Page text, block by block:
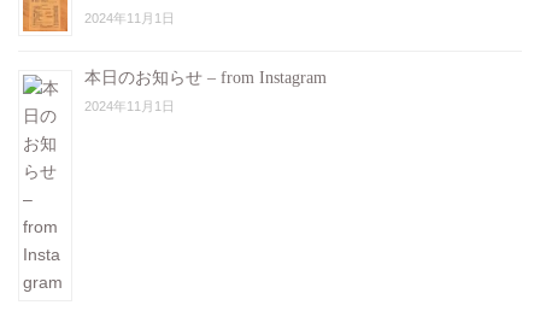
2024年11月1日
本日のお知らせ – from Instagram
2024年11月1日